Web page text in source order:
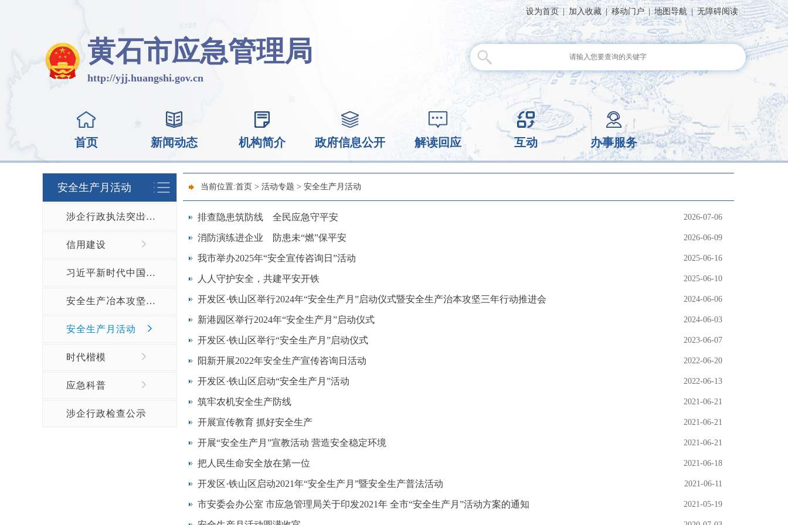
设为首页 | 加入收藏 | 移动门户 | 地图导航 | 无障碍阅读
黄石市应急管理局
http://yjj.huangshi.gov.cn
首页 新闻动态 机构简介 政府信息公开 解读回应 互动 办事服务
安全生产月活动
涉企行政执法突出问题整治
信用建设
习近平新时代中国特色社会主义思想宣传
安全生产冶本攻坚三年行动
安全生产月活动
时代楷模
应急科普
涉企行政检查公示
当前位置:首页 > 活动专题 > 安全生产月活动
2026-07-06
排查隐患筑防线 全民应急守平安
2026-06-09
消防演练进企业 防患未“燃”保平安
2025-06-16
我市举办2025年“安全宣传咨询日”活动
2025-06-10
人人守护安全，共建平安开铁
2024-06-06
开发区·铁山区举行2024年“安全生产月”启动仪式暨安全生产治本攻坚三年行动推进会
2024-06-03
新港园区举行2024年“安全生产月”启动仪式
2023-06-07
开发区·铁山区举行“安全生产月”启动仪式
2022-06-20
​阳新开展2022年安全生产宣传咨询日活动
2022-06-13
​开发区·铁山区启动“安全生产月”活动
2021-06-21
筑牢农机安全生产防线
2021-06-21
开展宣传教育 抓好安全生产
2021-06-21
开展“安全生产月”宣教活动 营造安全稳定环境
2021-06-18
把人民生命安全放在第一位
2021-06-11
开发区·铁山区启动2021年“安全生产月”暨安全生产普法活动
2021-05-19
市安委会办公室 市应急管理局关于印发2021年 全市“安全生产月”活动方案的通知